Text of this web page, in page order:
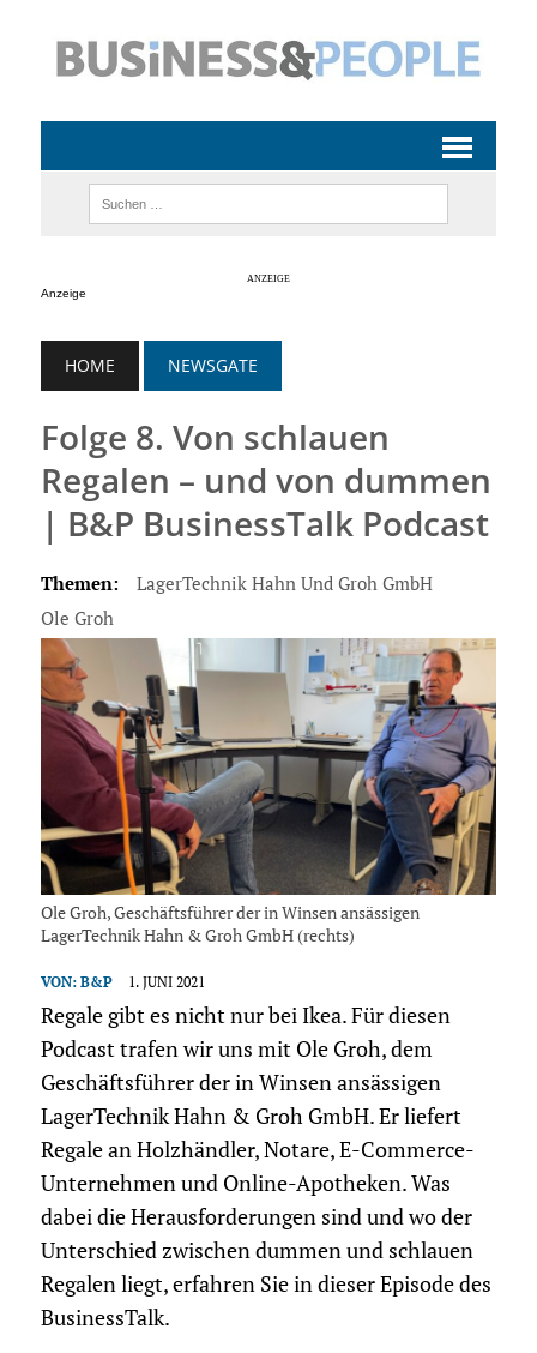
Anzeige
HOME NEWSGATE
Folge 8. Von schlauen
Regalen – und von dummen
| B&P BusinessTalk Podcast
Themen:
LagerTechnik Hahn Und Groh GmbH
Ole Groh
Ole Groh, Geschäftsführer der in Winsen ansässigen
LagerTechnik Hahn & Groh GmbH (rechts)
VON: B&P 1. JUNI 2021
Regale gibt es nicht nur bei Ikea. Für diesen
Podcast trafen wir uns mit Ole Groh, dem
Geschäftsführer der in Winsen ansässigen
LagerTechnik Hahn & Groh GmbH. Er liefert
Regale an Holzhändler, Notare, E-Commerce-
Unternehmen und Online-Apotheken. Was
dabei die Herausforderungen sind und wo der
Unterschied zwischen dummen und schlauen
Regalen liegt, erfahren Sie in dieser Episode des
BusinessTalk.